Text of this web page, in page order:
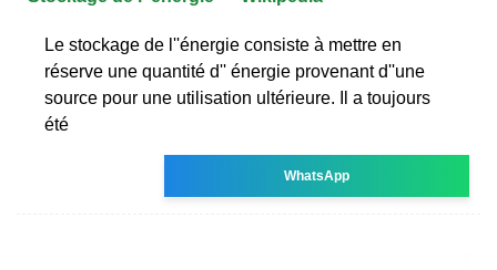
Le stockage de l''énergie consiste à mettre en
réserve une quantité d'' énergie provenant d''une
source pour une utilisation ultérieure. Il a toujours
été
WhatsApp